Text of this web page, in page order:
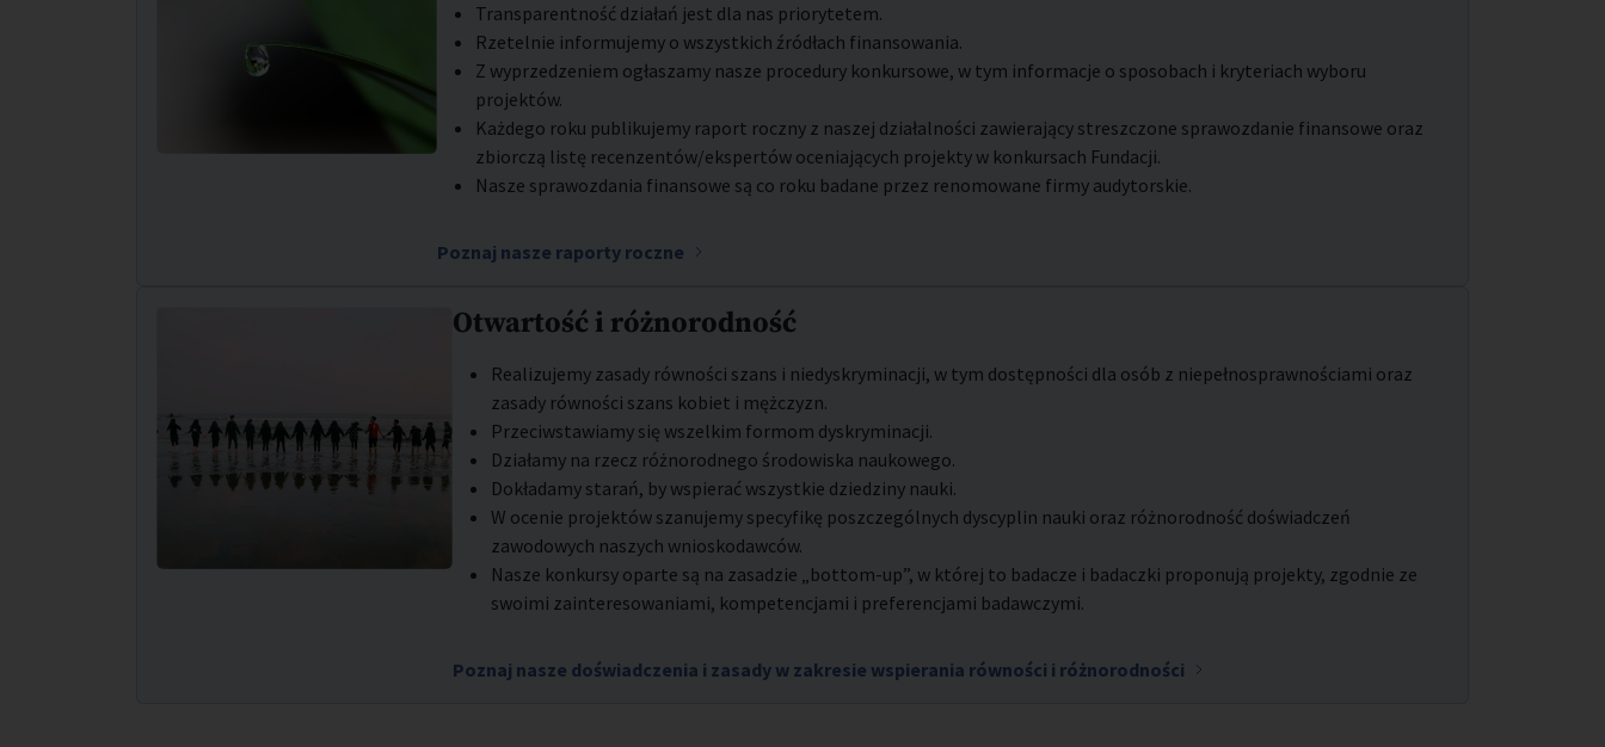
Transparentność działań jest dla nas priorytetem.
Rzetelnie informujemy o wszystkich źródłach finansowania.
Z wyprzedzeniem ogłaszamy nasze procedury konkursowe, w tym informacje o sposobach i kryteriach wyboru
projektów.
Każdego roku publikujemy raport roczny z naszej działalności zawierający streszczone sprawozdanie finansowe oraz
zbiorczą listę recenzentów/ekspertów oceniających projekty w konkursach Fundacji.
Nasze sprawozdania finansowe są co roku badane przez renomowane firmy audytorskie.
Poznaj nasze raporty roczne
Otwartość i różnorodność
Realizujemy zasady równości szans i niedyskryminacji, w tym dostępności dla osób z niepełnosprawnościami oraz
zasady równości szans kobiet i mężczyzn.
Przeciwstawiamy się wszelkim formom dyskryminacji.
Działamy na rzecz różnorodnego środowiska naukowego.
Dokładamy starań, by wspierać wszystkie dziedziny nauki.
W ocenie projektów szanujemy specyfikę poszczególnych dyscyplin nauki oraz różnorodność doświadczeń
zawodowych naszych wnioskodawców.
Nasze konkursy oparte są na zasadzie „bottom-up”, w której to badacze i badaczki proponują projekty, zgodnie ze
swoimi zainteresowaniami, kompetencjami i preferencjami badawczymi.
Poznaj nasze doświadczenia i zasady w zakresie wspierania równości i różnorodności